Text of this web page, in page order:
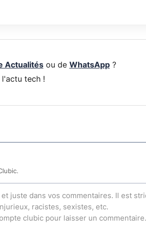
Actualitésou de WhatsApp?
l'actu tech !